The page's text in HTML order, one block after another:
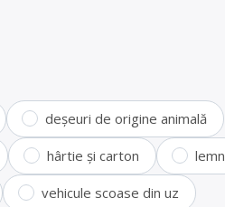
deșeuri de origine animală
hârtie și carton lemn
vehicule scoase din uz